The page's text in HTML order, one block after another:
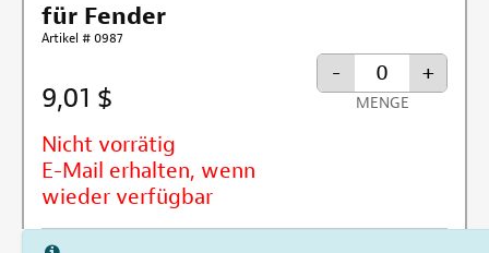
für Fender
Artikel # 0987
9,01 $
Nicht vorrätig
E-Mail erhalten, wenn
wieder verfügbar
- +
MENGE